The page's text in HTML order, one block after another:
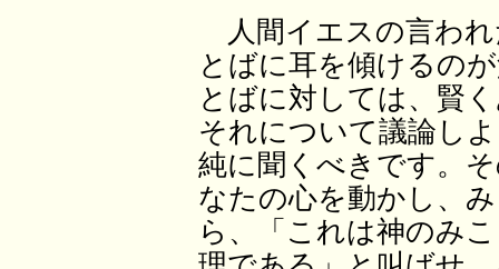
人間イエスの言わ
とばに耳を傾けるの
とばに対しては、賢
それについて議論し
純に聞くべきです。
なたの心を動かし、
ら、「これは神のみ